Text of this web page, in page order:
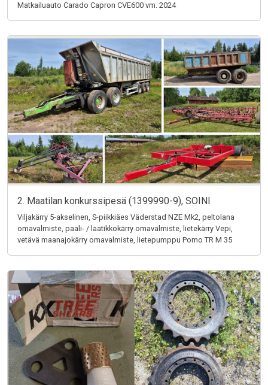
Matkailuauto Carado Capron CVE600 vm. 2024
2. Maatilan konkurssipesä (1399990-9), SOINI
Viljakärry 5-akselinen, S-piikkiäes Väderstad NZE Mk2, peltolana
omavalmiste, paali- / laatikkokärry omavalmiste, lietekärry Vepi,
vetävä maanajokärry omavalmiste, lietepumppu Pomo TR M 35